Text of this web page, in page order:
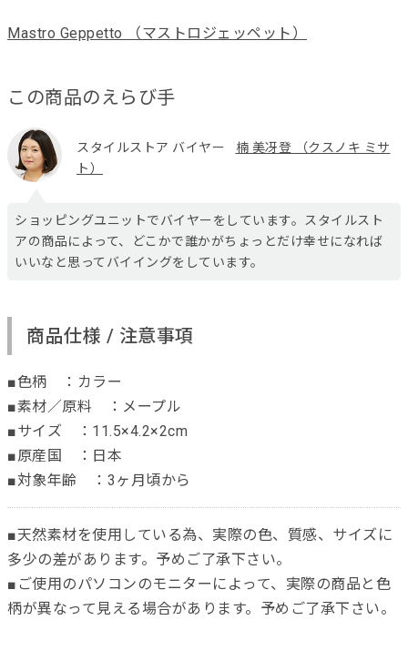
Mastro Geppetto （マストロジェッペット）
この商品のえらび手
スタイルストア バイヤー
楠 美冴登 （クスノキ ミサ
ト）
ショッピングユニットでバイヤーをしています。スタイルスト
アの商品によって、どこかで誰かがちょっとだけ幸せになれば
いいなと思ってバイイングをしています。
商品仕様 / 注意事項
■色柄 ：カラー
■素材／原料 ：メープル
■サイズ ：11.5×4.2×2cm
■原産国 ：日本
■対象年齢 ：3ヶ月頃から
■天然素材を使用している為、実際の色、質感、サイズに
多少の差があります。予めご了承下さい。
■ご使用のパソコンのモニターによって、実際の商品と色
柄が異なって見える場合があります。予めご了承下さい。